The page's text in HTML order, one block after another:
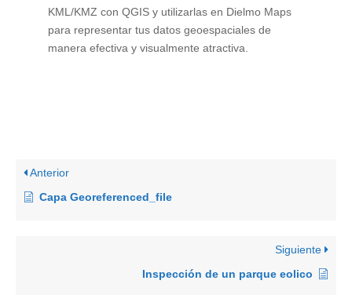
KML/KMZ con QGIS y utilizarlas en Dielmo Maps
para representar tus datos geoespaciales de
manera efectiva y visualmente atractiva.
Anterior
Capa Georeferenced_file
Siguiente
Inspección de un parque eolico